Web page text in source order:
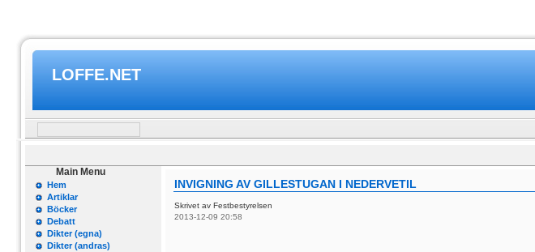
LOFFE.NET
Main Menu
Hem
Artiklar
Böcker
Debatt
Dikter (egna)
Dikter (andras)
INVIGNING AV GILLESTUGAN I NEDERVETIL
Skrivet av Festbestyrelsen
2013-12-09 20:58